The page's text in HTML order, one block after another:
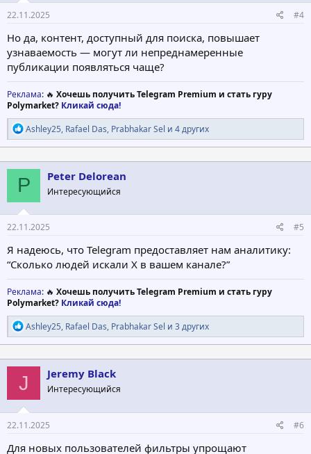
22.11.2025 #4
Но да, контент, доступный для поиска, повышает
узнаваемость — могут ли непреднамеренные
публикации появляться чаще?
Реклама: 🔥 Хочешь получить Telegram Premium и стать гуру
Polymarket? Кликай сюда!
Р
е
а
к
ц
и
:
Ashley25, Rafael Das, Prabhakar Sel и 4 других
P Peter Delorean
Интересующийся
22.11.2025 #5
Я надеюсь, что Telegram предоставляет нам аналитику:
“Сколько людей искали X в вашем канале?”
Реклама: 🔥 Хочешь получить Telegram Premium и стать гуру
Polymarket? Кликай сюда!
Р
е
а
к
ц
и
и
:
Ashley25, Rafael Das, Prabhakar Sel и 3 других
J Jeremy Black
Интересующийся
22.11.2025 #6
Для новых пользователей фильтры упрощают